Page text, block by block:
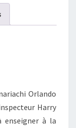
Orlando
Harry
enseigner à la